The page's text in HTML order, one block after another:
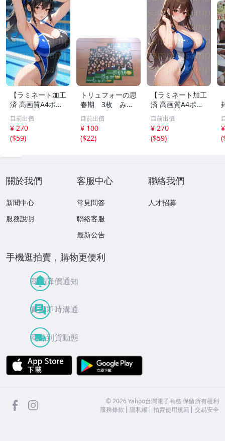
【ラミネート加工
済 高画質A4ポス
ター】1583 AI美
女 イラスト ポス
ター セクシー か
わいい 水着 下着
目前出價
¥ 270
($59)
トリュフォーの思
春期 3枚 みゆ
き座 ジュリー
デムソー ｋ
目前出價
¥ 100
($22)
【ラミネート加工
済 高画質A4ポス
ター】1582 AI美
女 イラスト ポス
ター セクシー か
わいい 水着 下着
目前出價
¥ 270
($59)
(
關於我們
新聞中心
服務說明
客服中心
常見問答
聯絡客服
最新公告
聯絡我們
人才招募
手機逛拍賣，購物更便利
商品降價通知
買賣即時溝通
商品到貨動態
APP Store
facebook ©2026 Yahoo台灣電子商務 保留所有權利
服務條款
隱私權 拍賣使用規範 交易安全